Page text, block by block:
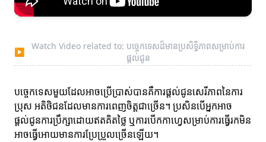
▶
Watch Video related to: បច្ចេកទេសដ៏មានប្រសិទ្ធិភាពសម្រាប់ការ
ផ្តល់ជូន
បច្ចេកទេសមួយដែលអាចប្រើប្រាស់បានគឺការផ្តល់ជូនសេរីភាពនៃការ
ប្រុស អតិថិជនដែលមានការពេញចិត្តជាច្រើន។ ប្រសិនបើអ្នកអាច
ផ្តល់ជូនការប្រឹក្សាដោយឥតគិតថ្លៃ ឬការបើកកាហ្វេសម្រាប់ការធ្វើរកមិន
អាចធ្វើអោយមានការប្រែប្រួលច្រើនឡើយ។